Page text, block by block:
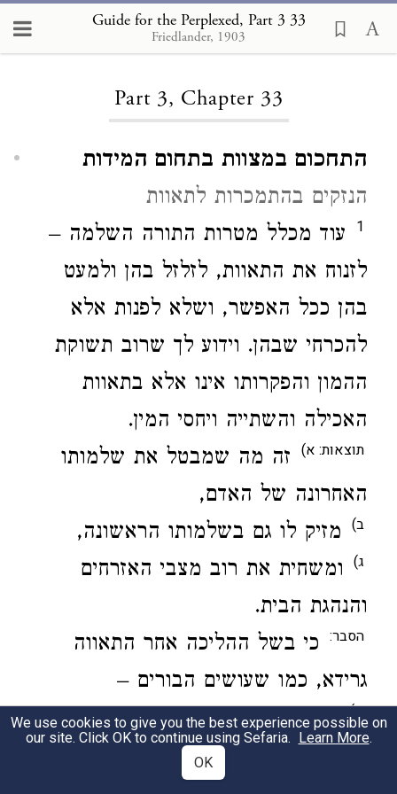
Guide for the Perplexed, Part 3 33
Friedlander, 1903
Loading...
Part 3, Chapter 33
התחכום במצוות בתחום המידות
הנזקים בהתמכרות לתאוות
1 עוד מכלל מטרות התורה השלמה –
לזנוח את התאוות, לזלזל בהן ולמעט
בהן ככל האפשר, ושלא לפנות אלא
להכרחי שבהן. וידוע לך שרוב תשוקת
ההמון והפקרותו אינו אלא בתאוות
האכילה והשתייה ויחסי המין.
תוצאות: א) זה מה שמבטל את שלמותו
האחרונה של האדם,
ב) מזיק לו גם בשלמותו הראשונה,
ג) ומשחית את רוב מצבי האזרחים
והנהגת הבית.
הסבר: כי בשל ההליכה אחר התאווה
גרידא, כמו שעושים הבורים –
א)מתבטלת ההשתוקקות העיונית,
ב)
הגוף נשחת והאדם אובד לפני שיגיע
We use cookies to give you the best experience possible on
our site. Click OK to continue using Sefaria. Learn More.
OK